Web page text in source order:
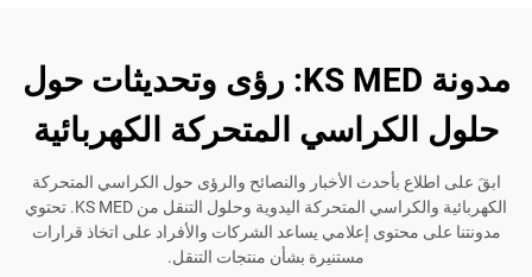
مدونة KS MED: رؤى وتحديثات حول
المتحركة الكهربائية
بأحدث الأخبار والنصائح والرؤى حول الكراسي المتحركة
الكهربائية والكراسي المتحركة اليدوية وحلول التنقل من KS MED. تحتوي
محتوى إعلامي يساعد الشركات والأفراد على اتخاذ قرارات
مستنيرة بشأن منتجات التنقل.